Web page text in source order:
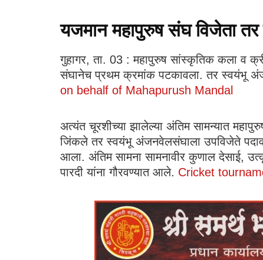
यजमान महापुरुष संघ विजेता
गुहागर, ता. 03 : महापुरुष सांस्कृतिक कला व
संघानेच प्रथम क्रमांक पटकावला. तर स्वयंभू
on behalf of Mahapurush Mandal
अत्यंत चूरशीच्या झालेल्या अंतिम सामन्यात
जिंकले तर स्वयंभू अंजनवेलसंघाला उपविजेते
आला. अंतिम सामना सामनावीर कुणाल देसाई,
पारदी यांना गौरवण्यात आले. Cricket